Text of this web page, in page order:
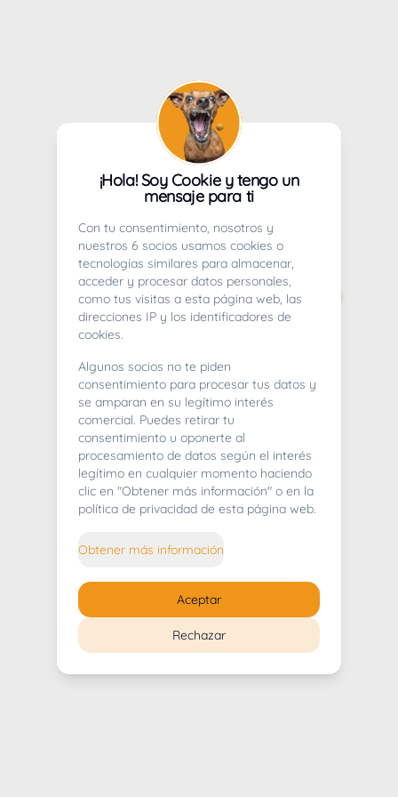
404
Whoops! Lo sentimos mucho.
¡Hola! Soy Cookie y tengo un
mensaje para ti
Con tu consentimiento, nosotros y
nuestros 6 socios usamos cookies o
tecnologías similares para almacenar,
acceder y procesar datos personales,
como tus visitas a esta página web, las
direcciones IP y los identificadores de
cookies.
Algunos socios no te piden
consentimiento para procesar tus datos y
se amparan en su legítimo interés
comercial. Puedes retirar tu
consentimiento u oponerte al
procesamiento de datos según el interés
legítimo en cualquier momento haciendo
clic en "Obtener más información" o en la
política de privacidad de esta página web.
Obtener más información
Rechazar
Aceptar